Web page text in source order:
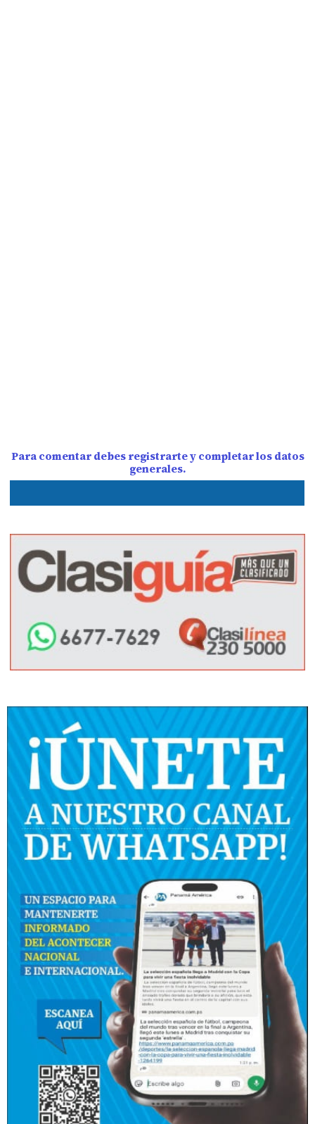
Para comentar debes registrarte y completar los datos
generales.